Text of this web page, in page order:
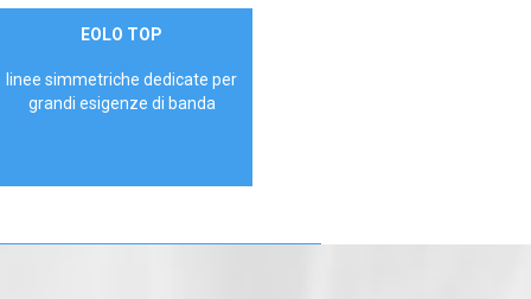
ContattaciEOLO TOP
linee simmetriche dedicate per
grandi esigenze di banda